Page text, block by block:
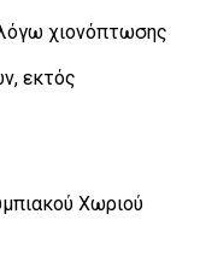
χιονόπτωσης
εκτός
Χωριού